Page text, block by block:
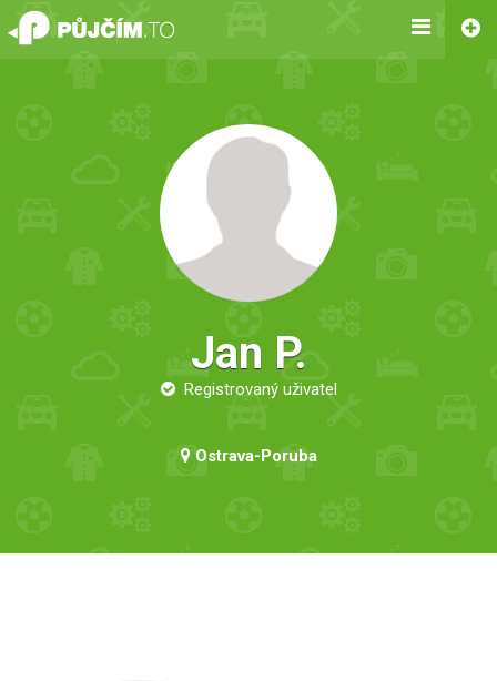
Jan P.
Registrovaný uživatel
Ostrava-Poruba